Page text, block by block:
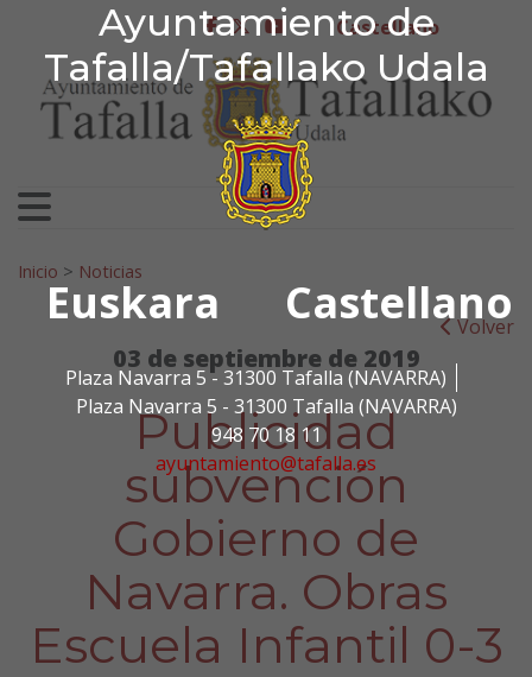
Ayuntamiento de
Tafalla/Tafallako Udala
Euskara Castellano
Plaza Navarra 5 - 31300 Tafalla (NAVARRA)
Plaza Navarra 5 - 31300 Tafalla (NAVARRA)
948 70 18 11
ayuntamiento@tafalla.es
Ir al contenido
Ayuntamiento de
facebook
twitter
youtubeCastellano
Search for:
Inicio > Noticias
Volver
03 de septiembre de 2019
Publicidad
subvención
Gobierno de
Navarra. Obras
Escuela Infantil 0-3